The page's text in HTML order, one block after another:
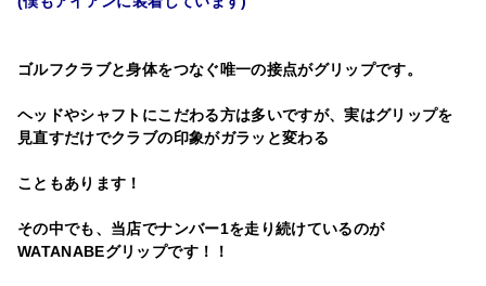
ゴルフクラブと身体をつなぐ唯一の接点がグリップです。
ヘッドやシャフトにこだわる方は多いですが、実はグリップを
見直すだけでクラブの印象がガラッと変わる
こともあります！
その中でも、当店でナンバー1を走り続けているのが
WATANABEグリップです！！